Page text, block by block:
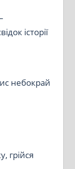
історії
небокрай
грійся